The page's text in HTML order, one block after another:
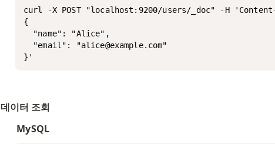
curl -X POST "localhost:9200/users/_doc" -H
{
  "name": "Alice",
  "email": "alice@example.com"
}'
데이터 조회
MySQL